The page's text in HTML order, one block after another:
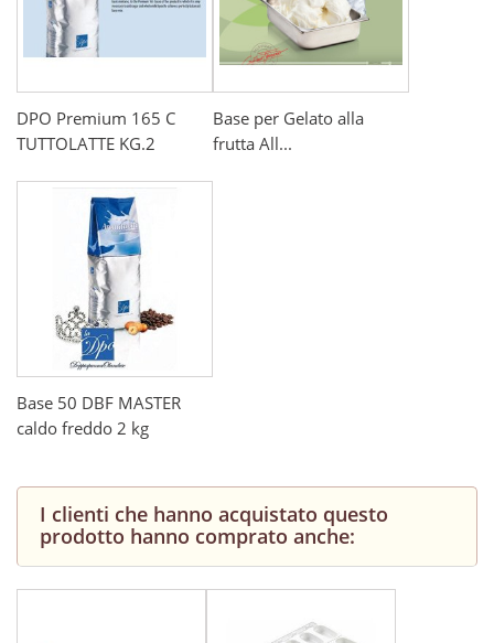
DPO Premium 165 C
TUTTOLATTE KG.2
Base per Gelato alla
frutta All...
Base 50 DBF MASTER
caldo freddo 2 kg
I clienti che hanno acquistato questo
prodotto hanno comprato anche: